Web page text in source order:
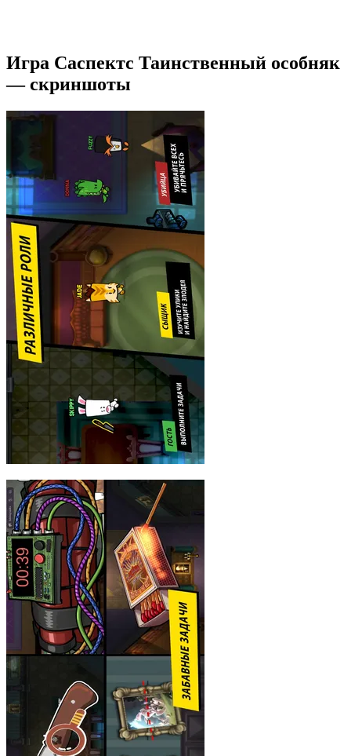
Игра Саспектс Таинственный особняк
— скриншоты